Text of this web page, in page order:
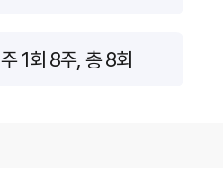
주 1회 8주, 총 8회